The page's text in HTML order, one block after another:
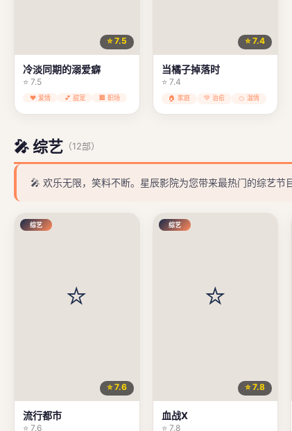
⭐ 7.5
冷淡同期的溺爱癖
⭐ 7.5
❤️ 爱情 💕 甜宠 🏢 职场
⭐ 7.4
当橘子掉落时
⭐ 7.4
🏠 家庭 💚 治愈 🍊 温情
🎤 综艺 （12部）
🎤 欢乐无限，笑料不断。星辰影院为您带来最热门的综艺节
综艺
⭐ 7.6
流行都市
⭐ 7.6
综艺
⭐ 7.8
血战X
⭐ 7.8